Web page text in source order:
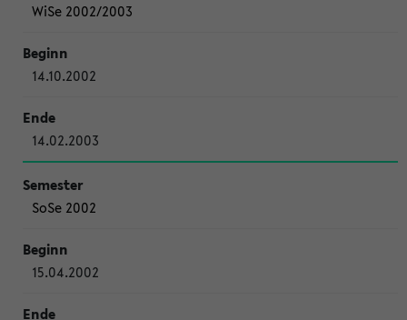
WiSe 2002/2003
14.10.2002
14.02.2003
SoSe 2002
15.04.2002